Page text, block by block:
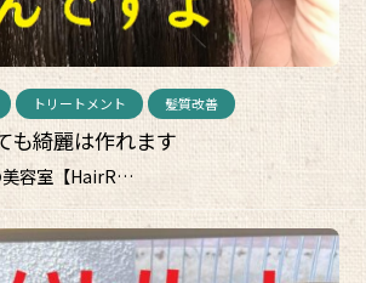
トリートメント 髪質改善
も綺麗は作れます
美容室【HairR…